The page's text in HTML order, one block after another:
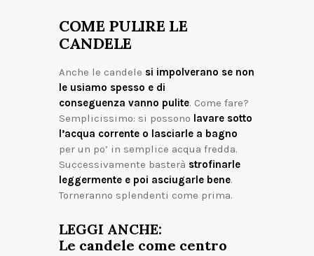
COME PULIRE LE
CANDELE
Anche le candele si impolverano se non
le usiamo spesso e di
conseguenza vanno pulite. Come fare?
Semplicissimo: si possono lavare sotto
l’acqua corrente o lasciarle a bagno
per un po’ in semplice acqua fredda.
Successivamente basterà strofinarle
leggermente e poi asciugarle bene.
Torneranno splendenti come prima.
LEGGI ANCHE:
Le candele come centro